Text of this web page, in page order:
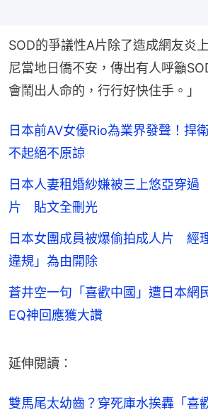
SOD的爭議性A片除了造成網友炎
尼當地日僑不安，傳出有人呼籲
會鬧出人命的，行行好快住手。」
日本前AV女優Rio為業界發聲！捍
不起絕不原諒
日本人妻租婚紗嫌被三上悠亞穿
片 貼文全刪光
日本女團成員被爆偷拍成人片 經
違規」為由開除
蒼井空一句「喜歡中國」遭日本
EQ神回應獲大讚
延伸閱讀：
雙馬尾太幼齒？穿死庫水挨轟「喜